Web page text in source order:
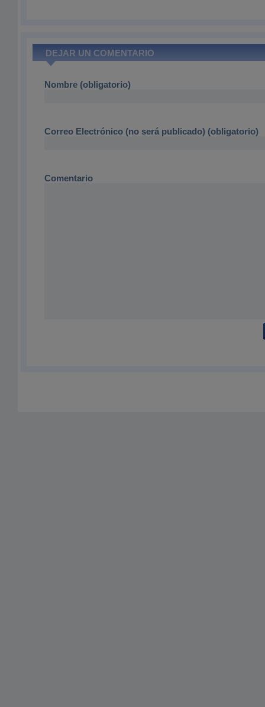
DEJAR UN COMENTARIO
Nombre (obligatorio)
Correo Electrónico (no será publicado) (obligatorio)
Comentario